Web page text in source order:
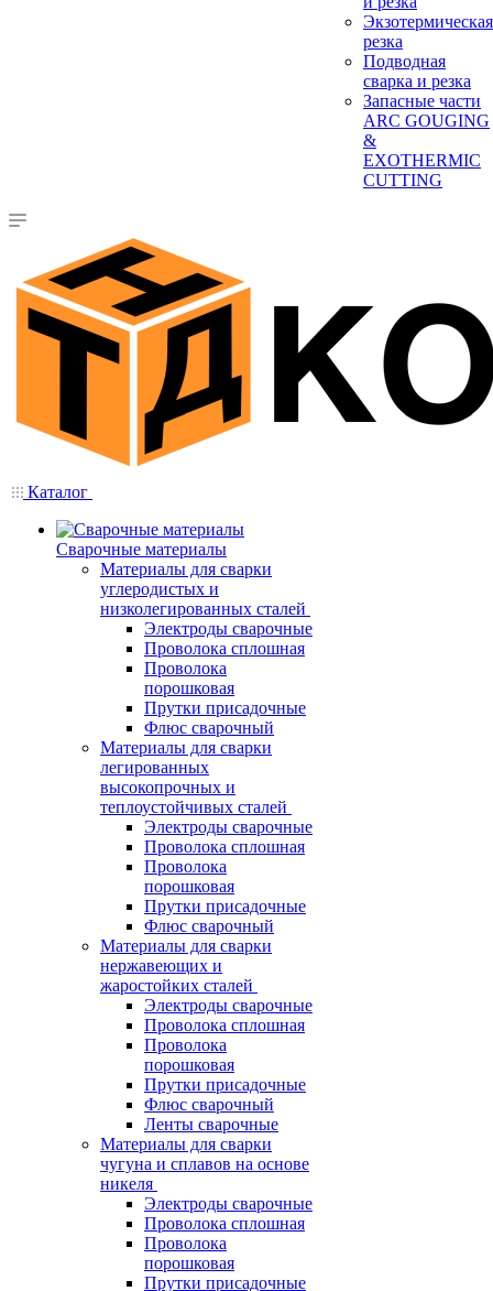
Экзотермическая
резка
Подводная
сварка и резка
Запасные части
ARC GOUGING
&
EXOTHERMIC
CUTTING
Каталог
Сварочные материалы
Материалы для сварки
углеродистых и
низколегированных сталей
Электроды сварочные
Проволока сплошная
Проволока
порошковая
Прутки присадочные
Флюс сварочный
Материалы для сварки
легированных
высокопрочных и
теплоустойчивых сталей
Электроды сварочные
Проволока сплошная
Проволока
порошковая
Прутки присадочные
Флюс сварочный
Материалы для сварки
нержавеющих и
жаростойких сталей
Электроды сварочные
Проволока сплошная
Проволока
порошковая
Прутки присадочные
Флюс сварочный
Ленты сварочные
Материалы для сварки
чугуна и сплавов на основе
никеля
Электроды сварочные
Проволока сплошная
Проволока
порошковая
Прутки присадочные